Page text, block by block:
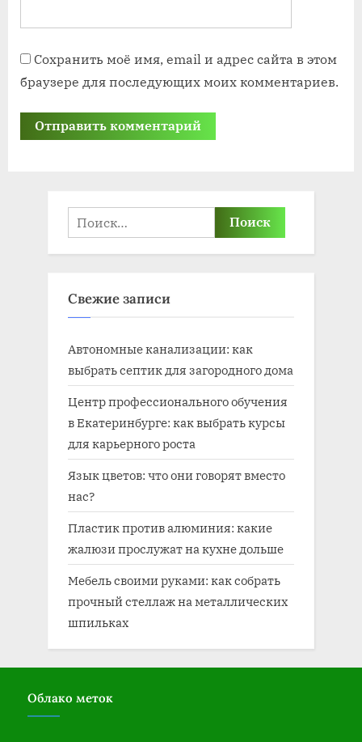
Сохранить моё имя, email и адрес сайта в этом
браузере для последующих моих комментариев.
Найти:
Свежие записи
Автономные канализации: как
выбрать септик для загородного дома
Центр профессионального обучения
в Екатеринбурге: как выбрать курсы
для карьерного роста
Язык цветов: что они говорят вместо
нас?
Пластик против алюминия: какие
жалюзи прослужат на кухне дольше
Мебель своими руками: как собрать
прочный стеллаж на металлических
шпильках
Облако меток